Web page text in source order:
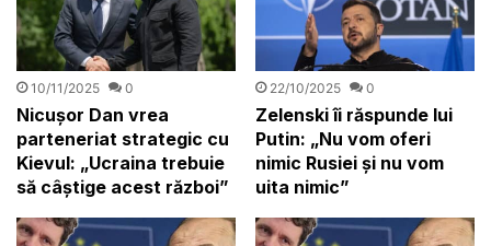
10/11/2025 0
Nicușor Dan vrea
parteneriat strategic cu
Kievul: „Ucraina trebuie
să câștige acest război”
22/10/2025 0
Zelenski îi răspunde lui
Putin: „Nu vom oferi
nimic Rusiei și nu vom
uita nimic”